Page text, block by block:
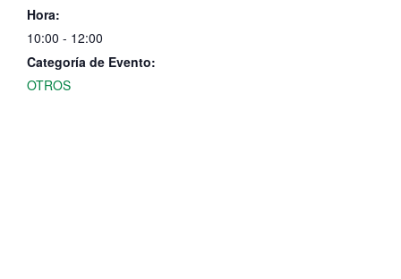
Hora:
10:00 - 12:00
Categoría de Evento:
OTROS